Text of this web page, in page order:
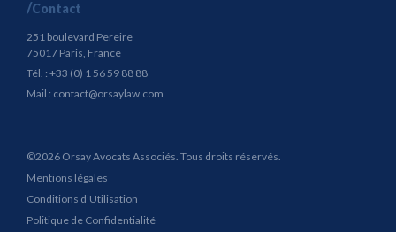
Contact
251 boulevard Pereire
75017 Paris, France
Tél. : +33 (0) 1 56 59 88 88
Mail : contact@orsaylaw.com
©2026 Orsay Avocats Associés. Tous droits réservés.
Mentions légales
Conditions d’Utilisation
Politique de Confidentialité